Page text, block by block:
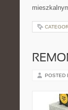
POSTED